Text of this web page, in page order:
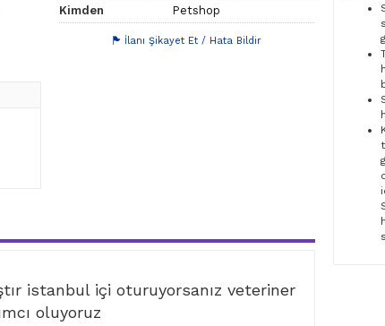
Kimden
Petshop
İlanı Şikayet Et / Hata Bildir
istanbul içi oturuyorsanız veteriner
oluyoruz